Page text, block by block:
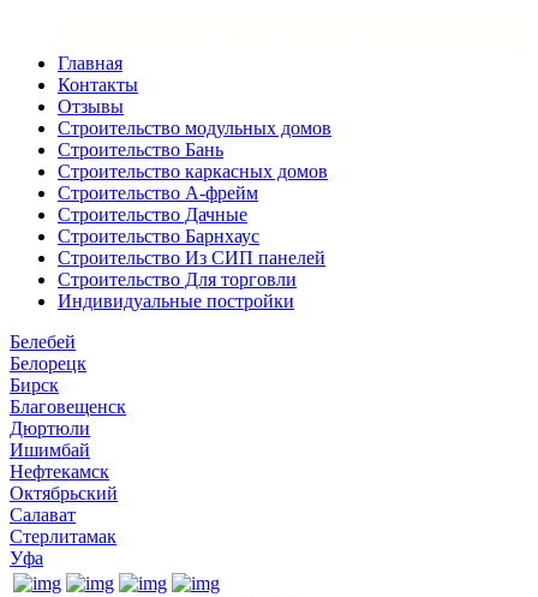
Главная
Контакты
Отзывы
Строительство модульных домов
Строительство Бань
Строительство каркасных домов
Строительство А-фрейм
Строительство Дачные
Строительство Барнхаус
Строительство Из СИП панелей
Строительство Для торговли
Индивидуальные постройки
Белебей
Белорецк
Бирск
Благовещенск
Дюртюли
Ишимбай
Нефтекамск
Октябрьский
Салават
Стерлитамак
Уфа